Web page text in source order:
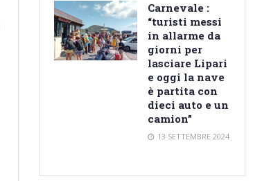
Carnevale :
“turisti messi
in allarme da
giorni per
lasciare Lipari
e oggi la nave
è partita con
dieci auto e un
camion”
13 SETTEMBRE 2024